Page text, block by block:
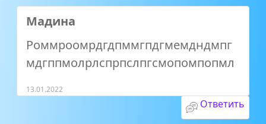
Мадина
Роммроомрдгдпммгпдгмемдндмпг
мдгппмолрлспрпслпгсмопомпопмл
13.01.2022
Ответить